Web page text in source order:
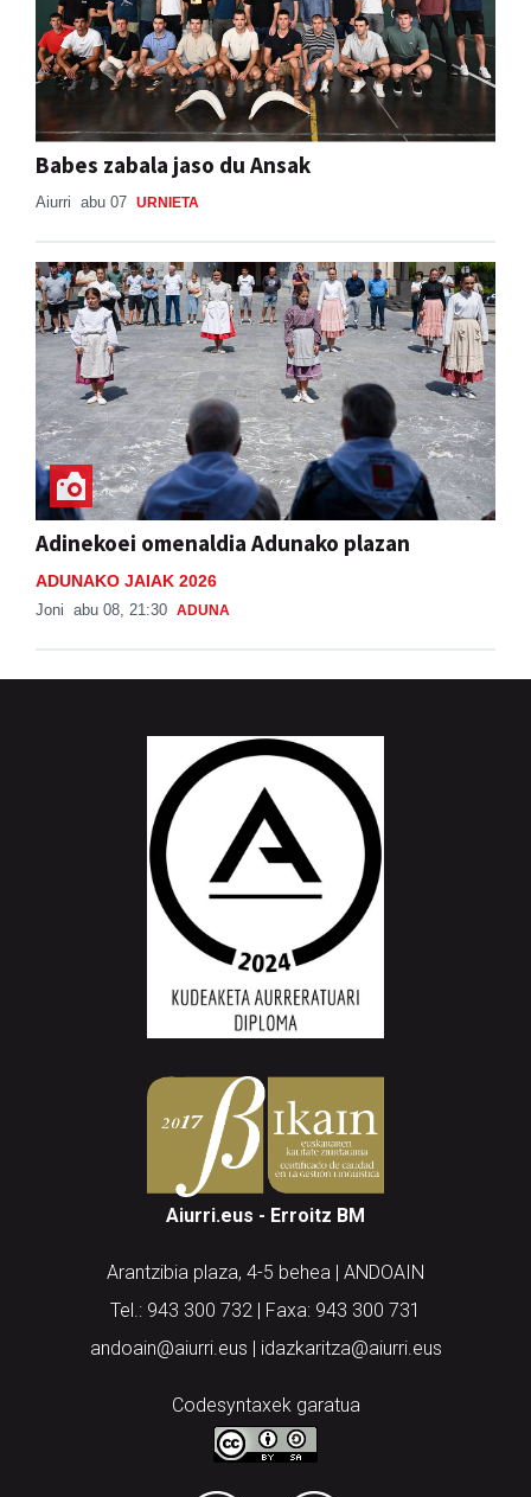
Babes zabala jaso du Ansak
Aiurri abu 07 URNIETA
Adinekoei omenaldia Adunako plazan
ADUNAKO JAIAK 2026
Joni abu 08, 21:30 ADUNA
Aiurri.eus - Erroitz BM
Arantzibia plaza, 4-5 behea | ANDOAIN
Tel.: 943 300 732 | Faxa: 943 300 731
andoain@aiurri.eus | idazkaritza@aiurri.eus
Codesyntaxek garatua